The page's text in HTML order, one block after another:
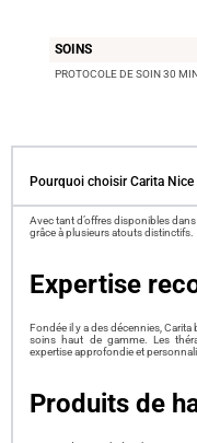
SOINS
PROTOCOLE DE SOIN 30
Pourquoi choisir Carita
Avec tant d’offres disponibles
grâce à plusieurs atouts distinctifs.
Expertise
Fondée il y a des décennies, Carita
soins haut de gamme. Les
expertise approfondie et
Produits de